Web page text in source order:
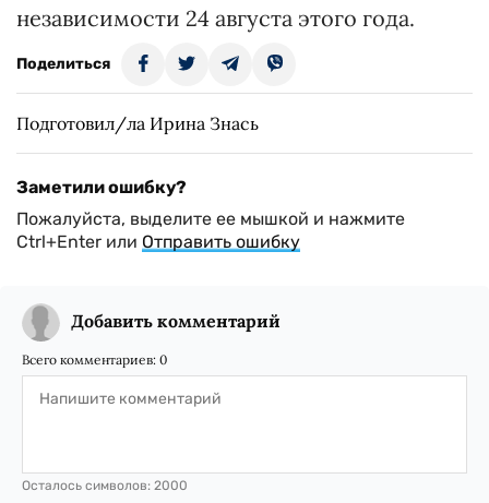
независимости 24 августа этого года.
Поделиться
Подготовил/ла Ирина Знась
Заметили ошибку?
Пожалуйста, выделите ее мышкой и нажмите
Ctrl+Enter или Отправить ошибку
Добавить комментарий
Всего комментариев: 0
Осталось символов: 2000